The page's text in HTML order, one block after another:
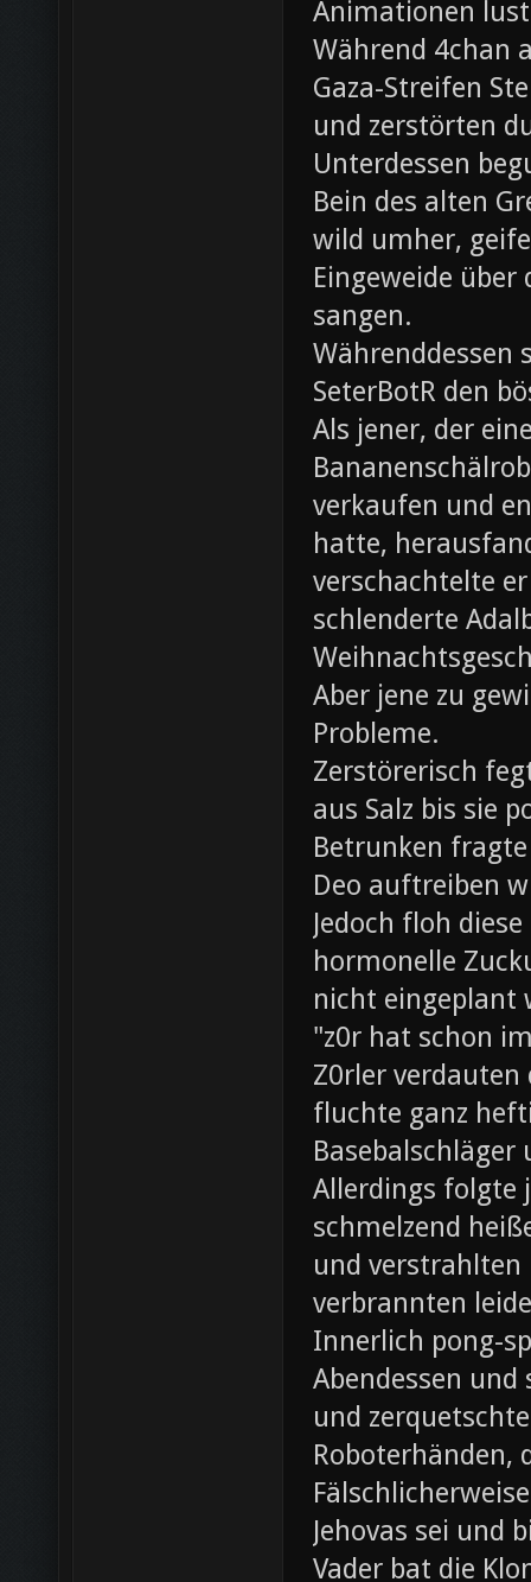
Animationen
Während 4chan
Gaza-Streifen
und zerstörten
Unterdessen
Bein des alten
wild umher,
Eingeweide
sangen.
Währenddessen
SeterBotR den
Als jener, der
verkaufen und
hatte,
verschachtelte
schlenderte
Aber jene zu
Probleme.
Zerstörerisch
aus Salz bis sie
Betrunken
Deo auftreiben
Jedoch floh
hormonelle
nicht eingeplant
"z0r hat schon
Z0rler
fluchte ganz
Allerdings folgte
schmelzend
und verstrahlten
verbrannten
Innerlich pong-
Abendessen
und
Roboterhänden,
Jehovas sei und
Vader bat die